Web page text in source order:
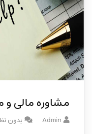
مشاوره مالی و
Admin بدون